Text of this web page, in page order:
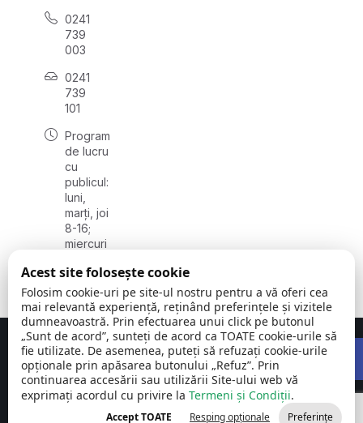
0241
739
003
0241
739
101
Program
de lucru
cu
publicul:
luni,
marți, joi
8-16;
miercuri
vineri 8-
14
Comuna
Cumpăna |
©
2026
Toate
drepturile
rezervate
Concept realizat deBig Media Relații Publice SRL
Acest site folosește cookie
Folosim cookie-uri pe site-ul nostru pentru a vă oferi cea
mai relevantă experiență, reținând preferințele și vizitele
dumneavoastră. Prin efectuarea unui click pe butonul
„Sunt de acord”, sunteți de acord ca TOATE cookie-urile să
fie utilizate. De asemenea, puteți să refuzați cookie-urile
opționale prin apăsarea butonului „Refuz”. Prin
continuarea accesării sau utilizării Site-ului web vă
exprimați acordul cu privire la Termeni și Condiții.
Accept TOATE Resping opționale Preferințe